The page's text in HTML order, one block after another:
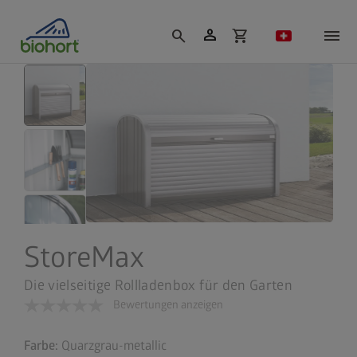
search person shopping_cart
StoreMax
Die vielseitige Rollladenbox für den Garten
Bewertungen anzeigen
Farbe: Quarzgrau-metallic